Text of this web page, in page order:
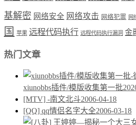
基解密 网络安全 网络攻击 网络犯罪 网
国
苹果 远程代码执行 远程代码执行漏洞 金
热门文章
xiunobbs插件/模版收集第一批
[MTV] -南文北斗2006-04-18
[QQ] qq情侣名字大全2006-03-18